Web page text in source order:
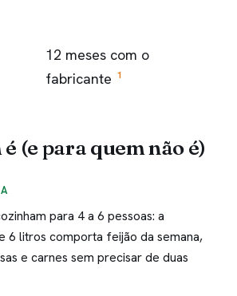
12 meses com o
fabricante 1
(e para quem não é)
para 4 a 6 pessoas: a
6 litros comporta feijão da semana,
e carnes sem precisar de duas